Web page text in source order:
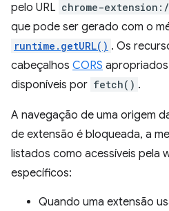
pelo URL chrome-
que pode ser gerado com o
runtime.getURL() . Os
cabeçalhos CORS
disponíveis por fetch() .
A navegação de uma origem
de extensão é bloqueada, a
listados como acessíveis pela
específicos:
Quando uma extensão